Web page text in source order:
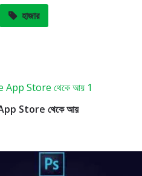
হাজার
Store থেকে আয়